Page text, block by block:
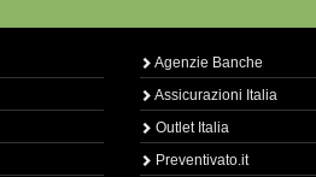
Agenzie Banche
Assicurazioni Italia
Outlet Italia
Preventivato.it